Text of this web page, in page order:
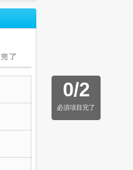
0/2
必須項目完了